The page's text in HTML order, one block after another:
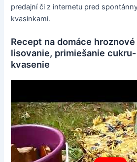
predajní či z internetu pred
kvasinkami.
Recept na domáce
lisovanie, primiešanie
kvasenie